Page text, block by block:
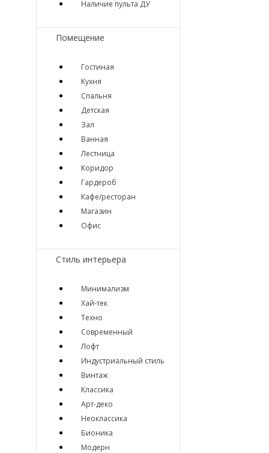
Наличие пульта ДУ
Помещение
Гостиная
Кухня
Спальня
Детская
Зал
Ванная
Лестница
Коридор
Гардероб
Кафе/ресторан
Магазин
Офис
Стиль интерьера
Минимализм
Хай-тек
Техно
Современный
Лофт
Индустриальный стиль
Винтаж
Классика
Арт-деко
Неоклассика
Бионика
Модерн